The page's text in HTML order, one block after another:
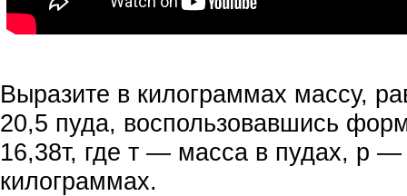
Выразите в килограммах массу,
20,5 пуда, воспользовавшись
16,38т, где т — масса в пудах, р
килограммах.